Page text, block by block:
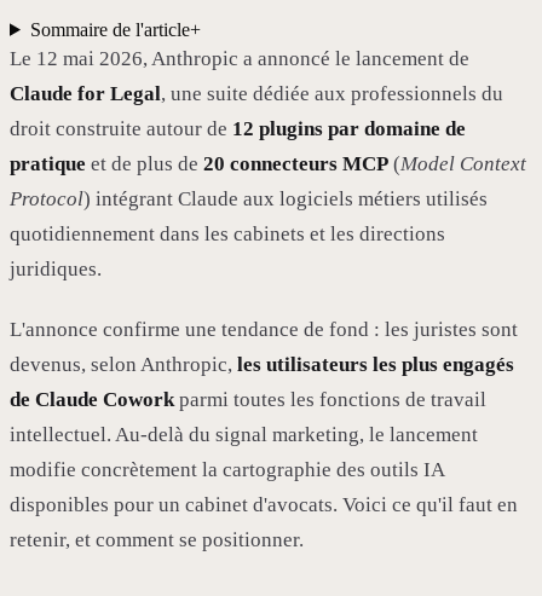
Sommaire de l'article+
Le 12 mai 2026, Anthropic a annoncé le lancement de
Claude for Legal, une suite dédiée aux professionnels du
droit construite autour de 12 plugins par domaine de
pratique et de plus de 20 connecteurs MCP (Model Context
Protocol) intégrant Claude aux logiciels métiers utilisés
quotidiennement dans les cabinets et les directions
juridiques.
L'annonce confirme une tendance de fond : les juristes sont
devenus, selon Anthropic, les utilisateurs les plus engagés
de Claude Coworkparmi toutes les fonctions de travail
intellectuel. Au-delà du signal marketing, le lancement
modifie concrètement la cartographie des outils IA
disponibles pour un cabinet d'avocats. Voici ce qu'il faut en
retenir, et comment se positionner.